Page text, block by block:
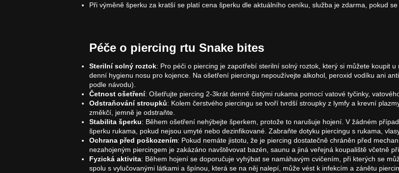
Při výměně šperku za kratší se platí cena šperku dle aktuálního ceníku, služba je zdarma, pokud
Péče o piercing rtu Snake bites
Sterilní solný roztok: Pro péči o piercing je zapotřebí sterilní solný roztok, který si můžete koupit
denní hygienu nosu pro kojence. Na ošetření piercingu nepoužívejte alkohol, peroxid vodíku ani
podle návodu).
Četnost ošetření: Ošetřujte piercing 2-3krát denně čistými rukama pomocí vatové tyčinky,
Odstraňování stroupků: Kolem čerstvého piercingu se tvoří tvrdší stroupky z lymfy a krevní
změkčí, jemně je odstraňte.
Stabilita šperku: Během ošetření nehýbejte šperkem, protože to narušuje hojení. V žádném
šperku rukama, pokud nejsou umyté nebo dezinfikované. Zabraňte dotyku piercingu s rukama,
Ochrana před poškozením: Pokud nemáte jistotu, že je piercing dostatečně chráněn před
nezahojeným piercingem je zakázáno navštěvovat bazén, saunu a jiná veřejná koupaliště včetně
Fyzická aktivita: Během hojení se doporučuje vyhýbat se namáhavým cvičením, při kterých se
spolu s vylučovanými látkami a špínou, která se na něj nalepí, může vést k infekcím a zánětu